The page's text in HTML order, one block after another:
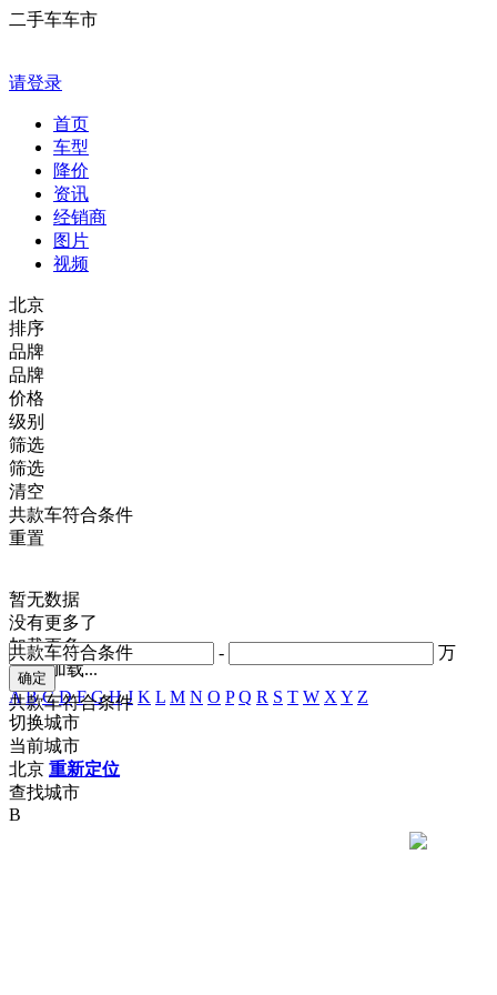
二手车车市
请登录
首页
车型
降价
资讯
经销商
图片
视频
北京
排序
品牌
品牌
价格
- 万
共款车符合条件
级别
共款车符合条件
筛选
筛选
清空
共款车符合条件
重置
暂无数据
没有更多了
加载更多
正在加载...
A B C D F G H J K L M N O P Q R S T W X Y Z
切换城市
当前城市
北京 重新定位
查找城市
B